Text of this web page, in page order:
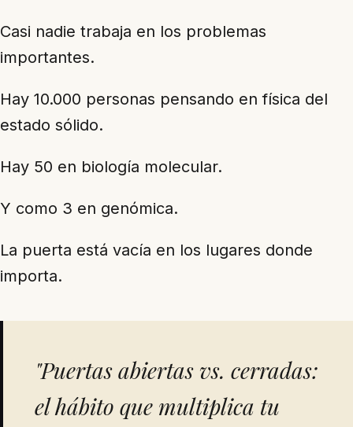
Casi nadie trabaja en los problemas
importantes.
Hay 10.000 personas pensando en física del
estado sólido.
Hay 50 en biología molecular.
Y como 3 en genómica.
La puerta está vacía en los lugares donde
importa.
"Puertas abiertas vs. cerradas:
el hábito que multiplica tu